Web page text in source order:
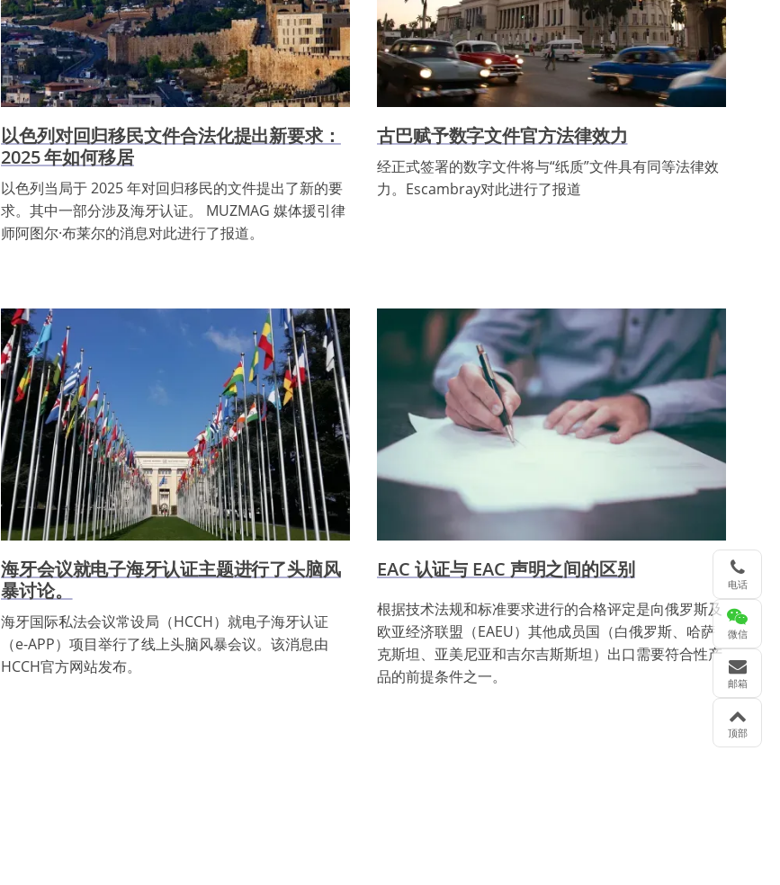
以色列对回归移民文件合法化提出新要求：
2025 年如何移居
以色列当局于 2025 年对回归移民的文件提出了新的要
求。其中一部分涉及海牙认证。 MUZMAG 媒体援引律
师阿图尔·布莱尔的消息对此进行了报道。
古巴赋予数字文件官方法律效力
经正式签署的数字文件将与“纸质”文件具有同等法律效
力。Escambray对此进行了报道
海牙会议就电子海牙认证主题进行了头脑风
暴讨论。
海牙国际私法会议常设局（HCCH）就电子海牙认证
（e-APP）项目举行了线上头脑风暴会议。该消息由
HCCH官方网站发布。
EAC 认证与 EAC 声明之间的区别
根据技术法规和标准要求进行的合格评定是向俄罗斯及
欧亚经济联盟（EAEU）其他成员国（白俄罗斯、哈萨
克斯坦、亚美尼亚和吉尔吉斯斯坦）出口需要符合性产
品的前提条件之一。
电话
微信
邮箱
顶部